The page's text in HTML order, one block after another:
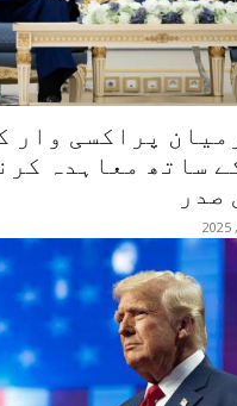
پراکسی وار
ساتھ معاہدہ
صدر